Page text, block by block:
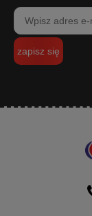
zapisz się